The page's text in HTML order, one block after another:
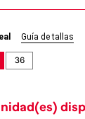
Guía de tallas
36